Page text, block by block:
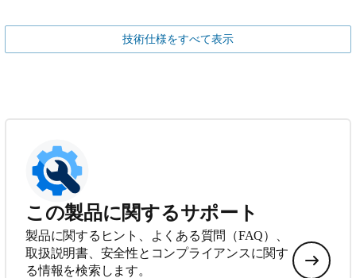
技術仕様をすべて表示
この製品に関するサポート
製品に関するヒント、よくある質問（FAQ）、
取扱説明書、安全性とコンプライアンスに関す
る情報を検索します。